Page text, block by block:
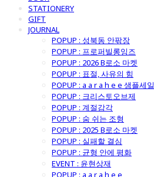
STATIONERY
GIFT
JOURNAL
POPUP : 성북동 안팎장
POPUP : 프로퍼빌롱잉즈
POPUP : 2026 B로소 마켓
POPUP : 표절, 사유의 힘
POPUP : a a r a h e e 샘플세일
POPUP : 크리스토오브제
POPUP : 계절감각
POPUP : 숨 쉬는 조형
POPUP : 2025 B로소 마켓
POPUP : 실패할 결심
POPUP : 균형 안에 평화
EVENT : 윤현상재
POPUP : a a r a h e e